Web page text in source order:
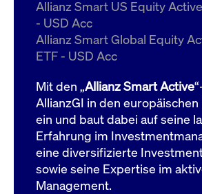
Allianz Smart US Equity
- USD Acc
Allianz Smart Global Equity
ETF - USD Acc
Mit den „Allianz Smart Active
AllianzGI in den
ein und baut dabei auf seine
Erfahrung im
eine diversifizierte
sowie seine Expertise im
Management.
ApplicationGatewayAffinityCORS
boerse.com